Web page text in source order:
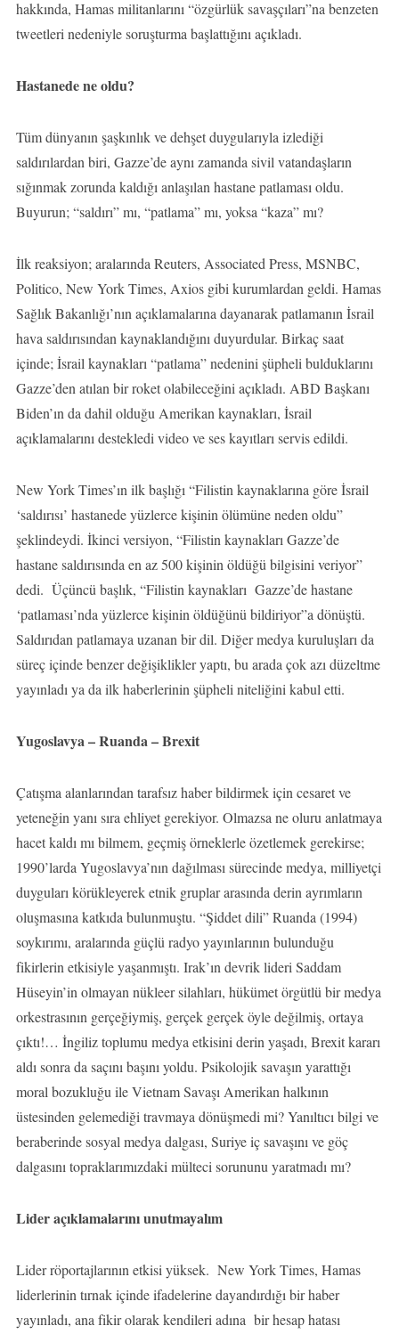
hakkında, Hamas militanlarını “özgürlük savaşçıları”na benzeten
tweetleri nedeniyle soruşturma başlattığını açıkladı.
Hastanede ne oldu?
Tüm dünyanın şaşkınlık ve dehşet duygularıyla izlediği
saldırılardan biri, Gazze’de aynı zamanda sivil vatandaşların
sığınmak zorunda kaldığı anlaşılan hastane patlaması oldu.
Buyurun; “saldırı” mı, “patlama” mı, yoksa “kaza” mı?
İlk reaksiyon; aralarında Reuters, Associated Press, MSNBC,
Politico, New York Times, Axios gibi kurumlardan geldi. Hamas
Sağlık Bakanlığı’nın açıklamalarına dayanarak patlamanın İsrail
hava saldırısından kaynaklandığını duyurdular. Birkaç saat
içinde; İsrail kaynakları “patlama” nedenini şüpheli bulduklarını
Gazze’den atılan bir roket olabileceğini açıkladı. ABD Başkanı
Biden’ın da dahil olduğu Amerikan kaynakları, İsrail
açıklamalarını destekledi video ve ses kayıtları servis edildi.
New York Times’ın ilk başlığı “Filistin kaynaklarına göre İsrail
‘saldırısı’ hastanede yüzlerce kişinin ölümüne neden oldu”
şeklindeydi. İkinci versiyon, “Filistin kaynakları Gazze’de
hastane saldırısında en az 500 kişinin öldüğü bilgisini veriyor”
dedi. Üçüncü başlık, “Filistin kaynakları Gazze’de hastane
‘patlaması’nda yüzlerce kişinin öldüğünü bildiriyor”a dönüştü.
Saldırıdan patlamaya uzanan bir dil. Diğer medya kuruluşları da
süreç içinde benzer değişiklikler yaptı, bu arada çok azı düzeltme
yayınladı ya da ilk haberlerinin şüpheli niteliğini kabul etti.
Yugoslavya – Ruanda – Brexit
Çatışma alanlarından tarafsız haber bildirmek için cesaret ve
yeteneğin yanı sıra ehliyet gerekiyor. Olmazsa ne oluru anlatmaya
hacet kaldı mı bilmem, geçmiş örneklerle özetlemek gerekirse;
1990’larda Yugoslavya’nın dağılması sürecinde medya, milliyetçi
duyguları körükleyerek etnik gruplar arasında derin ayrımların
oluşmasına katkıda bulunmuştu. “Şiddet dili” Ruanda (1994)
soykırımı, aralarında güçlü radyo yayınlarının bulunduğu
fikirlerin etkisiyle yaşanmıştı. Irak’ın devrik lideri Saddam
Hüseyin’in olmayan nükleer silahları, hükümet örgütlü bir medya
orkestrasının gerçeğiymiş, gerçek gerçek öyle değilmiş, ortaya
çıktı!… İngiliz toplumu medya etkisini derin yaşadı, Brexit kararı
aldı sonra da saçını başını yoldu. Psikolojik savaşın yarattığı
moral bozukluğu ile Vietnam Savaşı Amerikan halkının
üstesinden gelemediği travmaya dönüşmedi mi? Yanıltıcı bilgi ve
beraberinde sosyal medya dalgası, Suriye iç savaşını ve göç
dalgasını topraklarımızdaki mülteci sorununu yaratmadı mı?
Lider açıklamalarını unutmayalım
Lider röportajlarının etkisi yüksek. New York Times, Hamas
liderlerinin tırnak içinde ifadelerine dayandırdığı bir haber
yayınladı, ana fikir olarak kendileri adına bir hesap hatası